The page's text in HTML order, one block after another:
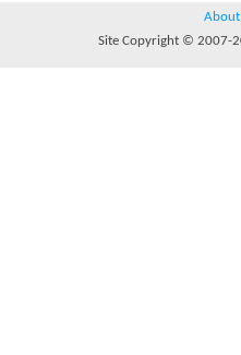
About
Site Copyright © 2007-